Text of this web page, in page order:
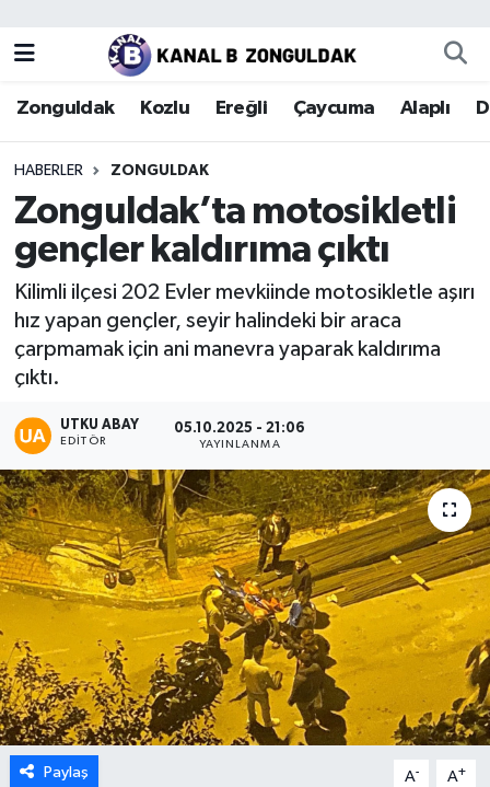
Zonguldak Kozlu Ereğli Çaycuma Alaplı
HABERLER ZONGULDAK
Zonguldak’ta motosikletli
gençler kaldırıma çıktı
Kilimli ilçesi 202 Evler mevkiinde motosikletle aşırı
hız yapan gençler, seyir halindeki bir araca
çarpmamak için ani manevra yaparak kaldırıma
çıktı.
UTKU ABAY
EDITÖR
05.10.2025 - 21:06
YAYINLANMA
Paylaş A- A+
Zonguldak
Kozlu
Çaycuma
Alaplı
Devrek
Gökçebey
Bartın
Karabük
Spor
Ulusal
Zonguldak Nöbetçi Eczaneler
Zonguldak Hava Durumu
Zonguldak Trafik Yoğunluk Haritası
Puan Durumu ve Fikstür
Tüm Manşetler
Son Dakika Haberleri
Haber Arşivi